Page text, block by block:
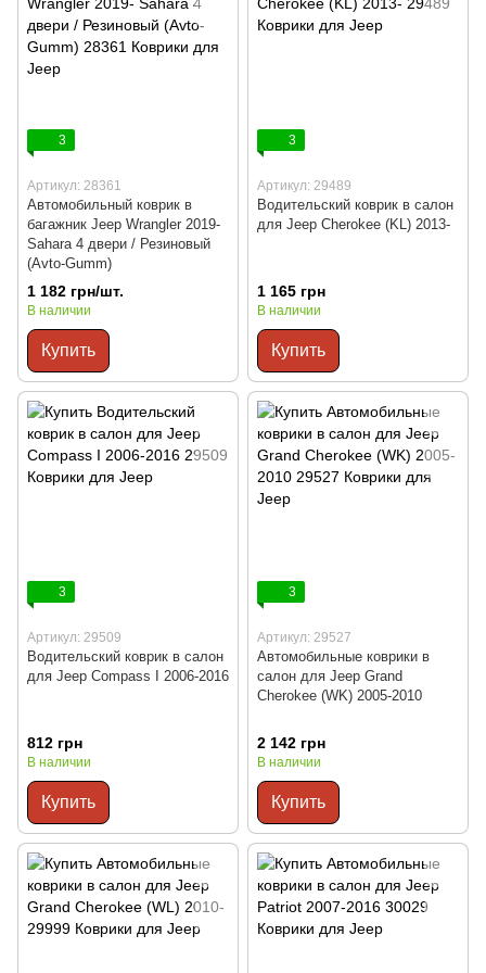
3
Артикул: 28361
Автомобильный коврик в
багажник Jeep Wrangler 2019-
Sahara 4 двери / Резиновый
(Avto-Gumm)
1 182 грн/шт.
В наличии
Купить
3
Артикул: 29489
Водительский коврик в салон
для Jeep Cherokee (KL) 2013-
1 165 грн
В наличии
Купить
3
Артикул: 29509
Водительский коврик в салон
для Jeep Compass І 2006-2016
812 грн
В наличии
Купить
3
Артикул: 29527
Автомобильные коврики в
салон для Jeep Grand
Cherokee (WK) 2005-2010
2 142 грн
В наличии
Купить